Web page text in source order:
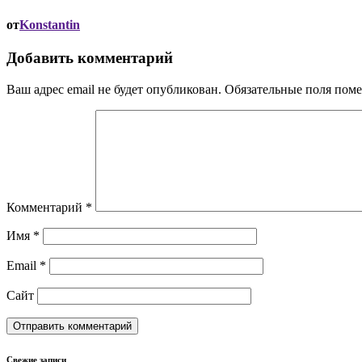
отKonstantin
Добавить комментарий
Ваш адрес email не будет опубликован. Обязательные поля
Комментарий *
Имя *
Email *
Сайт
Свежие записи